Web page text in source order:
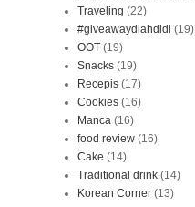
Traveling (22)
#giveawaydiahdidi (19)
OOT (19)
Snacks (19)
Recepis (17)
Cookies (16)
Manca (16)
food review (16)
Cake (14)
Traditional drink (14)
Korean Corner (13)